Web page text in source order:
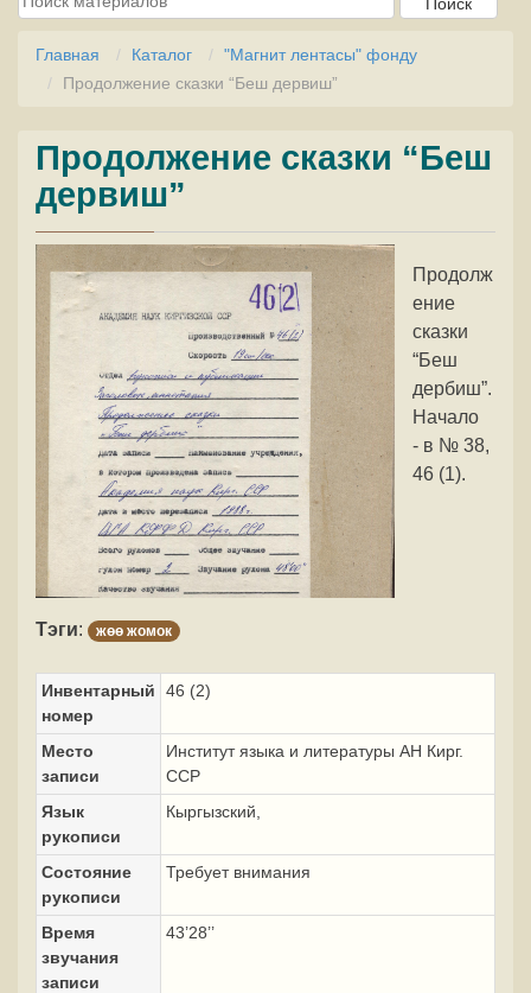
Главная Каталог
"Магнит лентасы" фонду
Продолжение сказки “Беш дервиш”
Продолжение сказки “Беш
дервиш”
Продолж
ение
сказки
“Беш
дербиш”.
Начало
- в № 38,
46 (1).
Тэги: жөө жомок
Инвентарный
номер
46 (2)
Место
записи
Институт языка и литературы АН Кирг.
ССР
Язык
рукописи
Кыргызский,
Состояние
рукописи
Требует внимания
Время
звучания
записи
43’28’’